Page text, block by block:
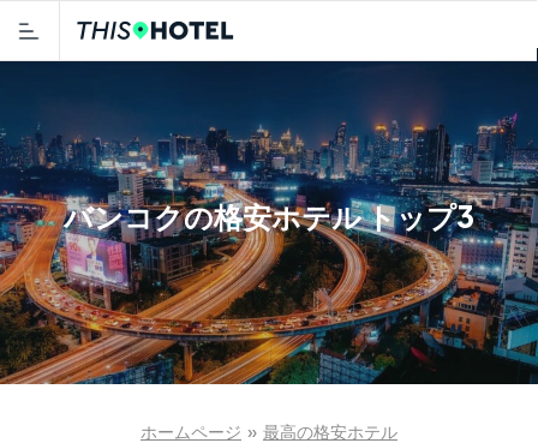
バンコクの格安ホテル トップ3
ホームページ » 最高の格安ホテル